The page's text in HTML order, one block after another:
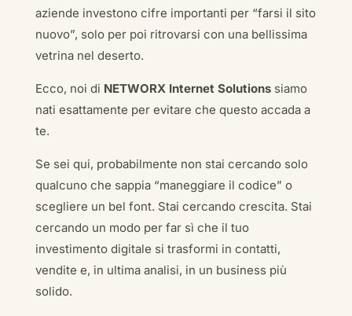
aziende investono cifre importanti per “farsi il sito
nuovo”, solo per poi ritrovarsi con una bellissima
vetrina nel deserto.
Ecco, noi di NETWORX Internet Solutionssiamo
nati esattamente per evitare che questo accada a
te.
Se sei qui, probabilmente non stai cercando solo
qualcuno che sappia “maneggiare il codice” o
scegliere un bel font. Stai cercando crescita. Stai
cercando un modo per far sì che il tuo
investimento digitale si trasformi in contatti,
vendite e, in ultima analisi, in un business più
solido.